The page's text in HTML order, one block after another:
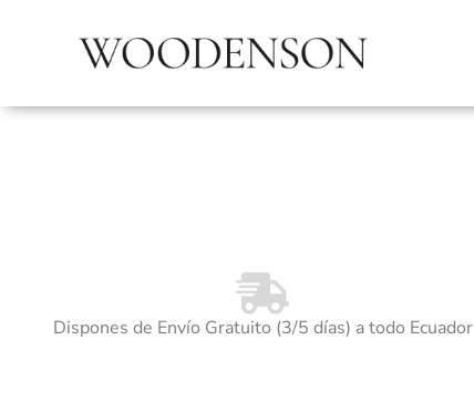
Dispones de Envío Gratuito (3/5 días) a todo Ecuador